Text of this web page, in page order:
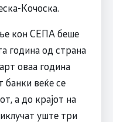
Кочоска.
кон СЕПА беше
година од страна
оваа година
банки веќе се
а до крајот на
уште три